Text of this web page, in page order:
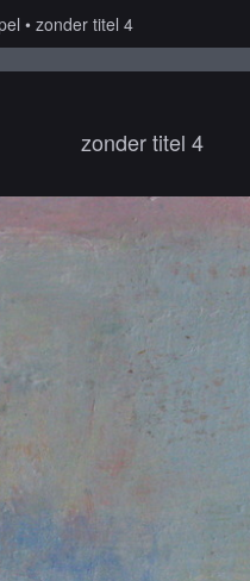
zonder titel 4
zonder titel 4